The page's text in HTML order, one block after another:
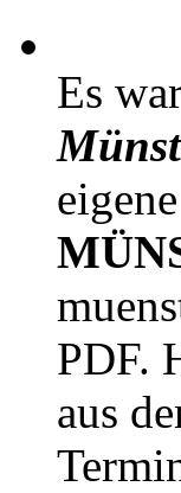
Es
PDF.
aus